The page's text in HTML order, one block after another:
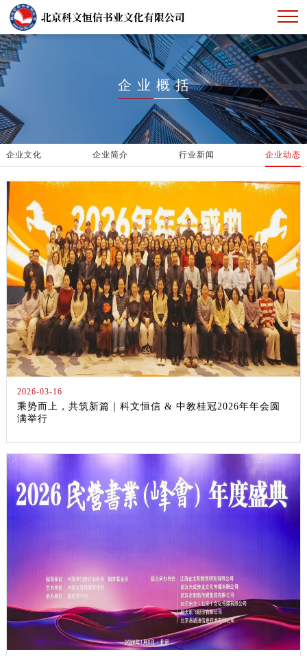
首页
产品展示
下载中心
人才招聘
企业概括
企业文化 企业简介 行业新闻 企业动态
2026-03-16
乘势而上，共筑新篇｜科文恒信 & 中教桂冠2026年年会圆
满举行